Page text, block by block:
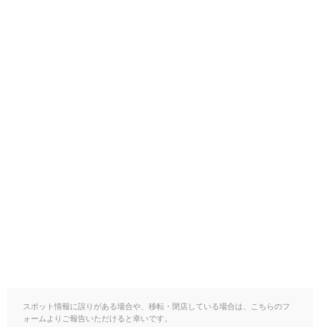
スポット情報に誤りがある場合や、移転・閉店している場合は、こちらのフ
ォームよりご報告いただけると幸いです。